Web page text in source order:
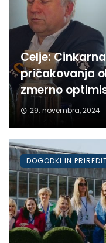
Celje:
pričakovanja
zmerno
29. novembra, 2024
DOGODKI IN